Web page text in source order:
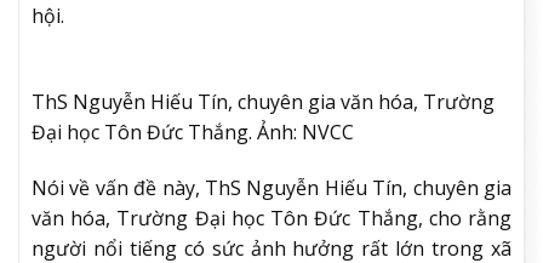
hội.
ThS Nguyễn Hiếu Tín, chuyên gia văn hóa, Trường
Đại học Tôn Đức Thắng. Ảnh: NVCC
Nói về vấn đề này, ThS Nguyễn Hiếu Tín, chuyên gia
văn hóa, Trường Đại học Tôn Đức Thắng, cho rằng
người nổi tiếng có sức ảnh hưởng rất lớn trong xã